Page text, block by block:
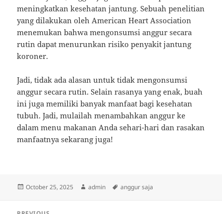
meningkatkan kesehatan jantung. Sebuah penelitian
yang dilakukan oleh American Heart Association
menemukan bahwa mengonsumsi anggur secara
rutin dapat menurunkan risiko penyakit jantung
koroner.
Jadi, tidak ada alasan untuk tidak mengonsumsi
anggur secara rutin. Selain rasanya yang enak, buah
ini juga memiliki banyak manfaat bagi kesehatan
tubuh. Jadi, mulailah menambahkan anggur ke
dalam menu makanan Anda sehari-hari dan rasakan
manfaatnya sekarang juga!
Posted
October 25, 2025 Author
admin Tags
anggur saja